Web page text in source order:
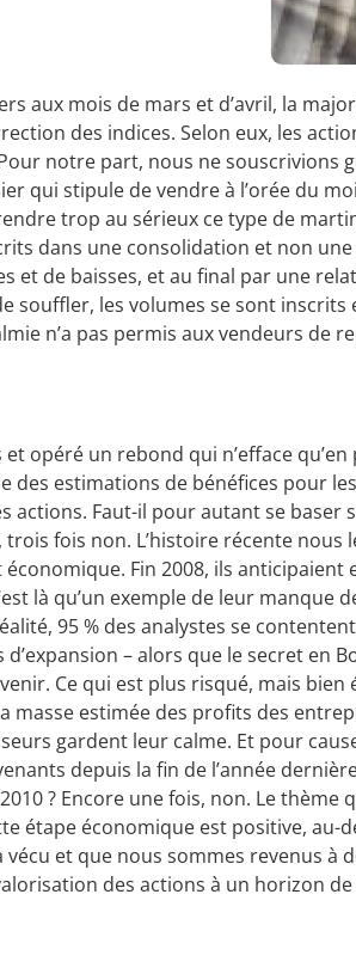
aux mois de mars et d’avril, la
des indices. Selon eux, les
notre part, nous ne souscrivions
qui stipule de vendre à l’orée du
trop au sérieux ce type de
dans une consolidation et non une
et de baisses, et au final par une
souffler, les volumes se sont
n’a pas permis aux vendeurs de
opéré un rebond qui n’efface qu’en
estimations de bénéfices pour
Faut-il pour autant se baser
fois non. L’histoire récente nous
Fin 2008, ils anticipaient
là qu’un exemple de leur manque
95 % des analystes se
– alors que le secret en
Ce qui est plus risqué, mais
masse estimée des profits des
gardent leur calme. Et pour
depuis la fin de l’année
? Encore une fois, non. Le thème
étape économique est positive, au-
et que nous sommes revenus à
des actions à un horizon